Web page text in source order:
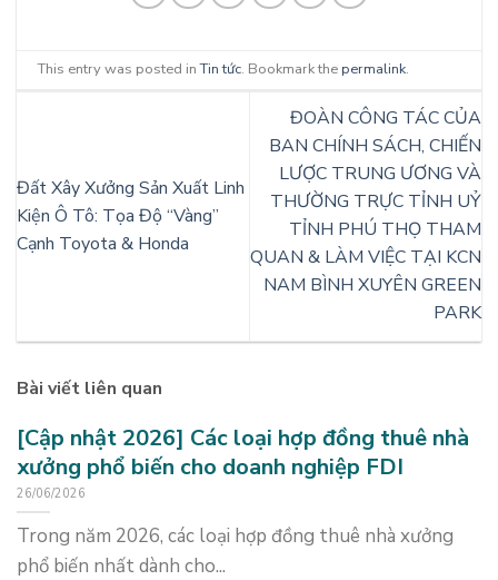
This entry was posted inTin tức. Bookmark the permalink.
Đất Xây Xưởng Sản Xuất Linh
Kiện Ô Tô: Tọa Độ “Vàng”
Cạnh Toyota & Honda
ĐOÀN CÔNG TÁC CỦA
BAN CHÍNH SÁCH, CHIẾN
LƯỢC TRUNG ƯƠNG VÀ
THƯỜNG TRỰC TỈNH UỶ
TỈNH PHÚ THỌ THAM
QUAN & LÀM VIỆC TẠI KCN
NAM BÌNH XUYÊN GREEN
PARK
Bài viết liên quan
[Cập nhật 2026] Các loại hợp đồng thuê nhà
xưởng phổ biến cho doanh nghiệp FDI
26/06/2026
Trong năm 2026, các loại hợp đồng thuê nhà xưởng
phổ biến nhất dành cho...